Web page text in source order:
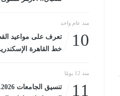
منذ عام واحد
10
تعرف على مواعيد
خط القاهرة
منذ 12 يومًا
11